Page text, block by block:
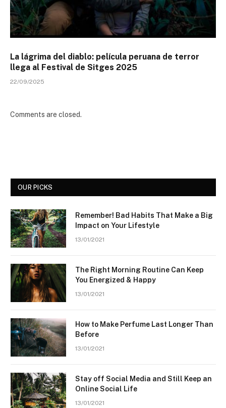
La lágrima del diablo: película peruana de terror
llega al Festival de Sitges 2025
22/09/2025
Comments are closed.
OUR PICKS
Remember! Bad Habits That Make a Big
Impact on Your Lifestyle
13/01/2021
The Right Morning Routine Can Keep
You Energized & Happy
13/01/2021
How to Make Perfume Last Longer Than
Before
13/01/2021
Stay off Social Media and Still Keep an
Online Social Life
13/01/2021